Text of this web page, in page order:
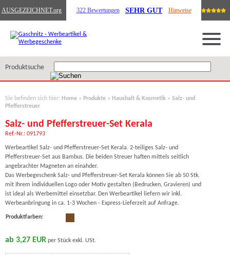
AUSGEZEICHNET.org 322 Bewertungen SEHR GUT Hinweise
Produktsuche
Sie befinden sich hier: Home » Produkte » Haushalt & Kosmetik » Salz- und
Pfefferstreuer
Salz- und Pfefferstreuer-Set Kerala
Ref.-Nr.: 091793
Werbeartikel Salz- und Pfefferstreuer-Set Kerala. 2-teiliges Salz- und
Pfefferstreuer-Set aus Bambus. Die beiden Streuer haften mittels seitlich
angebrachter Magneten an einahder.
Das Werbegeschenk Salz- und Pfefferstreuer-Set Kerala können Sie ab 50 Stk.
mit Ihrem individuellen Logo oder Motiv gestalten (Bedrucken, Gravieren) und
ist ideal als Werbemittel einsetzbar. Den Werbeartikel liefern wir inkl.
Werbeanbringung in ca. 1-3 Wochen - Express-Lieferzeit auf Anfrage.
Produktfarben:
ab 3,27 EUR per Stück exkl. USt.